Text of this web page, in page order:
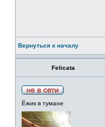
Вернуться к началу
Felicata
Ёжик в тумане